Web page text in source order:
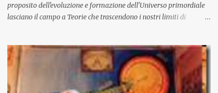
proposito dell'evoluzione e formazione dell'Universo primordiale
lasciano il campo a Teorie che trascendono i nostri limiti di
più accreditata, il Big-Bang e l'Universo inflazionario, ha dei
paradossi e delle lacune difficilmente sormontabili che sono tali da
far pensare che con il miglioramento delle osservazioni
sperimentali si possa un giorno chiarirne l'origine e la sua